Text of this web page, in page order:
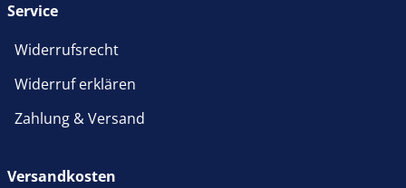
Service
Widerrufsrecht
Widerruf erklären
Zahlung & Versand
Versandkosten